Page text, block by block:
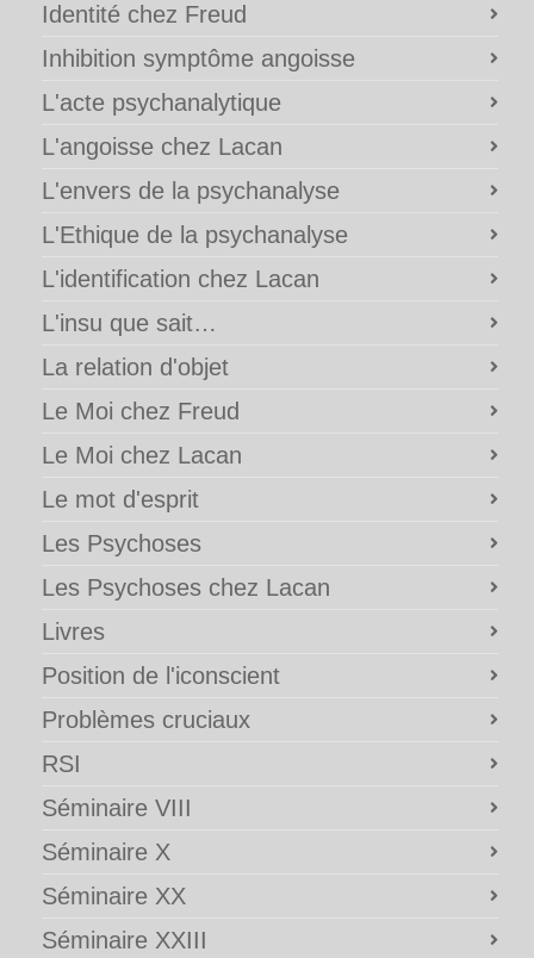
Identité chez Freud
Inhibition symptôme angoisse
L'acte psychanalytique
L'angoisse chez Lacan
L'envers de la psychanalyse
L'Ethique de la psychanalyse
L'identification chez Lacan
L'insu que sait…
La relation d'objet
Le Moi chez Freud
Le Moi chez Lacan
Le mot d'esprit
Les Psychoses
Les Psychoses chez Lacan
Livres
Position de l'iconscient
Problèmes cruciaux
RSI
Séminaire VIII
Séminaire X
Séminaire XX
Séminaire XXIII